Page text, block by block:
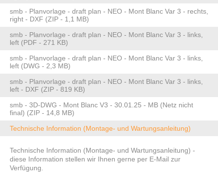
smb - Planvorlage - draft plan - NEO - Mont Blanc Var 3 - rechts,
right - DXF (ZIP - 1,1 MB)
smb - Planvorlage - draft plan - NEO - Mont Blanc Var 3 - links,
left (PDF - 271 KB)
smb - Planvorlage - draft plan - NEO - Mont Blanc Var 3 - links,
left (DWG - 2,3 MB)
smb - Planvorlage - draft plan - NEO - Mont Blanc Var 3 - links,
left - DXF (ZIP - 819 KB)
smb - 3D-DWG - Mont Blanc V3 - 30.01.25 - MB (Netz nicht
final) (ZIP - 14,8 MB)
Technische Information (Montage- und Wartungsanleitung)
Technische Information (Montage- und Wartungsanleitung) -
diese Information stellen wir Ihnen gerne per E-Mail zur
Verfügung.